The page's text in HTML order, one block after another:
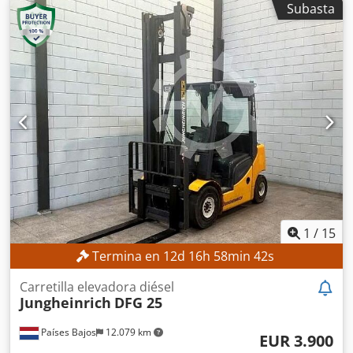
mm, ascensor libre:2.010 mm, tipo de combustible:
diésel, tipo de mástil:dúplex , longitud de la horquilla:
1.200 mm, DETALLES TÉCNICOS Capacidad de elevación:
4.000 kg Altura de elevación: 4.000 mm Altura libre de
elevación: 2.010 mm Chodpfx Aiezrmrnogoa Longitud de
las horquillas: 1.200 mm Ancho mínimo de las horquillas:
290 mm Ancho máximo de las horquillas: 1.140 mm
DETALLES DE LA MÁQUINA Tipo de mástil: Dúplex Tipo de
combustible: Diésel Fabricante del motor: JCB Horas de
funcionamiento: 5.745 h Dimensiones y peso Dimensiones
(largo x ancho x alto): 4.400 x 2.030 x 2.820 mm Altura de
paso: 2.850 mm Peso en vacío: 6.800 kg EQUIPAMIENTO
Altura libre de elevación Faro de trabajo Cabina completa
Documentación Marcado CE
Subasta
1 / 15
Termina en 12d 16h 58min 40s
Países Bajos 12.079 km
Carretilla elevadora diésel
Jungheinrich DFG 25
EUR 3.900